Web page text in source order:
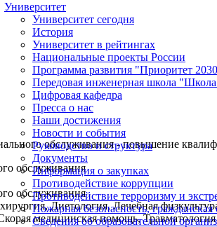
Университет
Университет сегодня
История
Университет в рейтингах
Национальные проекты России
Программа развития "Приоритет
Передовая инженерная школа
Цифровая кафедра
Пресса о нас
Наши достижения
Новости и события
Руководство и структура
Документы
Информация о закупках
Противодействие коррупции
Противодействие терроризму и
Пожарная безопасность,
Сведения об образовательной
обслуживания - повышение
обслуживания
обслуживания
Диетология, Лечебная
медицинская помощь,